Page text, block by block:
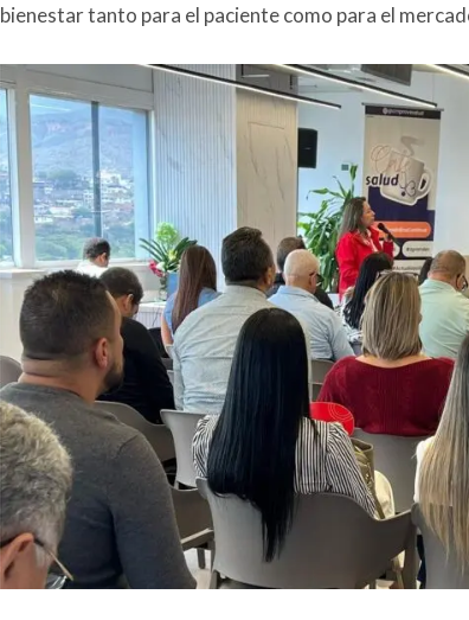
bienestar tanto para el paciente como para el